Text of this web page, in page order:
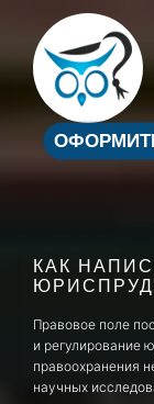
КАК
Правовое поле
и регулирование
правоохранения
научных